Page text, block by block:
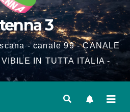
3
- canale 99 - CANALE
IN TUTTA ITALIA -